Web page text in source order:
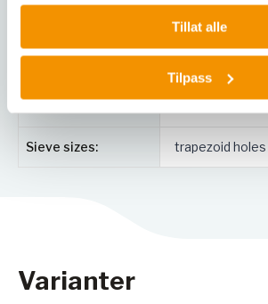
Tillat alle
Tilpass
Oppsamlingsbeholdere:
Elektriske tilkoblingsdata: Ulike
Dimensjoner (B x H x D): 410 x
Rotor diameter: 99 mm
Types of rotors: 6-tooth rotor /
stainless
Sieve sizes: trapezoid
Varianter